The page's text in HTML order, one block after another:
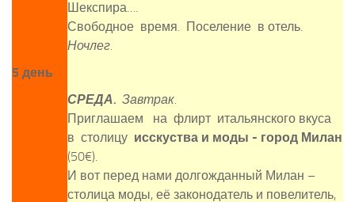
Шекспира….
Свободное время. Поселение в отель.
Ночлег.
5 день
СРЕДА. Завтрак.
Приглашаем на флирт итальянского вкуса
в столицу исскуства и моды - город Милан
(50€).
И вот перед нами долгожданный Милан –
столица моды, её законодатель и повелитель,